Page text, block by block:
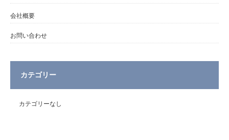
会社概要
お問い合わせ
カテゴリー
カテゴリーなし